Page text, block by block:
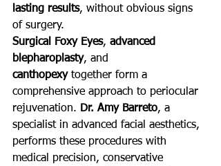
lasting results, without obvious signs
of surgery.
Surgical Foxy Eyes, advanced
blepharoplasty, and
canthopexy together form a
comprehensive approach to periocular
rejuvenation. Dr. Amy Barreto, a
specialist in advanced facial aesthetics,
performs these procedures with
medical precision, conservative